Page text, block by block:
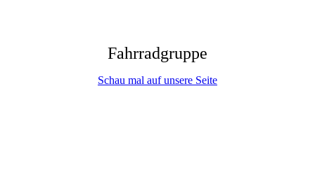
Fahrradgruppe
Schau mal auf unsere Seite